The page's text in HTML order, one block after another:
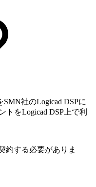
社のLogicad DSPに
トをLogicad DSP上で利
約する必要がありま